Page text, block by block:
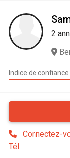
2
Indice de confiance
Connectez-
Tél.